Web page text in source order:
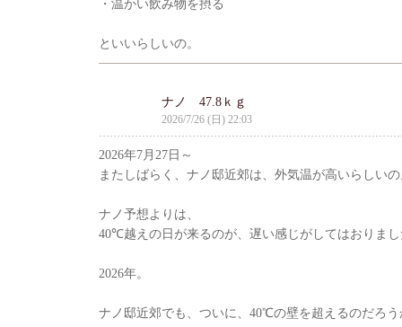
・温かい飲み物を摂る
といいらしいの。
ナノ 47.8ｋｇ
2026/7/26 (日) 22:03
2026年7月27日～
またしばらく、ナノ邸近郊は、外気温が高いらしい
ナノ予想よりは、
40℃越えの日が来るのが、遅い感じがしてはおりま
2026年。
ナノ邸近郊でも、ついに、40℃の壁を超えるのだろう